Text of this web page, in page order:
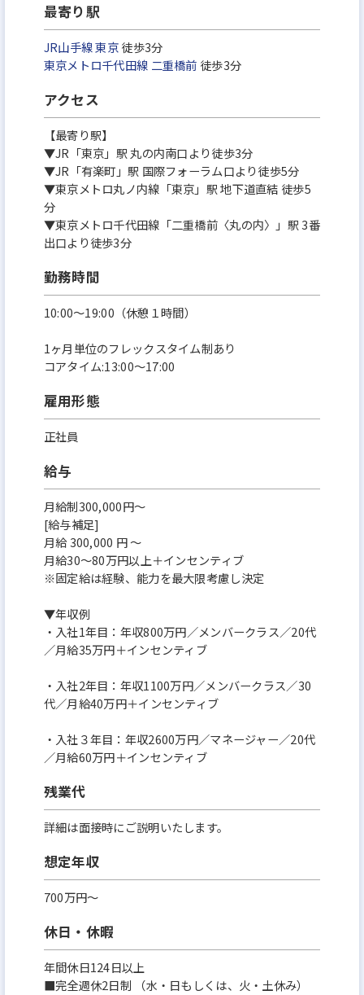
最寄り駅
JR山手線東京徒歩3分
東京メトロ千代田線 二重橋前 徒歩3分
アクセス
【最寄り駅】
▼JR「東京」駅 丸の内南口より徒歩3分
▼JR「有楽町」駅 国際フォーラム口より徒歩5分
▼東京メトロ丸ノ内線「東京」駅 地下道直結 徒歩5
分
▼東京メトロ千代田線「二重橋前〈丸の内〉」駅 3番
出口より徒歩3分
勤務時間
10:00～19:00（休憩１時間）
1ヶ月単位のフレックスタイム制あり
コアタイム:13:00～17:00
雇用形態
正社員
給与
月給制300,000円～
[給与補足]
月給 300,000 円 ～
月給30～80万円以上＋インセンティブ
※固定給は経験、能力を最大限考慮し決定
▼年収例
・入社1年目：年収800万円／メンバークラス／20代
／月給35万円＋インセンティブ
・入社2年目：年収1100万円／メンバークラス／30
代／月給40万円＋インセンティブ
・入社３年目：年収2600万円／マネージャー／20代
／月給60万円＋インセンティブ
残業代
詳細は面接時にご説明いたします。
想定年収
700万円〜
休日・休暇
年間休日124日以上
■完全週休2日制 （水・日もしくは、火・土休み）